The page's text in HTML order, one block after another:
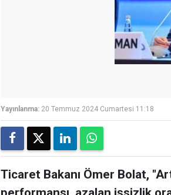
Yayınlanma: 20 Temmuz 2024 Cumartesi 11:18
Ticaret Bakanı Ömer Bolat,